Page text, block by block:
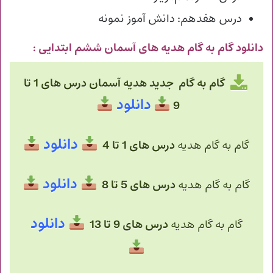
درس هفدهم: دانش آموز نمونه
دانلود گام به گام هدیه های آسمان ششم ابتدایی :
گام به گام جدید هدیه آسمان درس های 1 تا
9
دانلود
گام به گام هدیهدرس های 1 تا 4 دانلود
گام به گام هدیهدرس های 5 تا 8 دانلود
گام به گام هدیهدرس های 9 تا 13 دانلود